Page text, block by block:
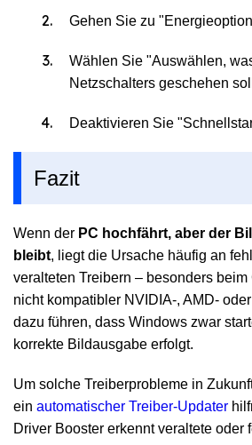
Gehen Sie zu
Wählen Sie "Auswählen,
Netzschalters geschehen
Deaktivieren Sie
Fazit
Wenn der PC hochfährt, aber der
bleibt, liegt die Ursache häufig an
veralteten Treibern – besonders beim
nicht kompatibler NVIDIA-, AMD-
dazu führen, dass Windows zwar
korrekte Bildausgabe erfolgt.
Um solche Treiberprobleme in
ein automatischer Treiber-Updater
Driver Booster erkennt veraltete oder